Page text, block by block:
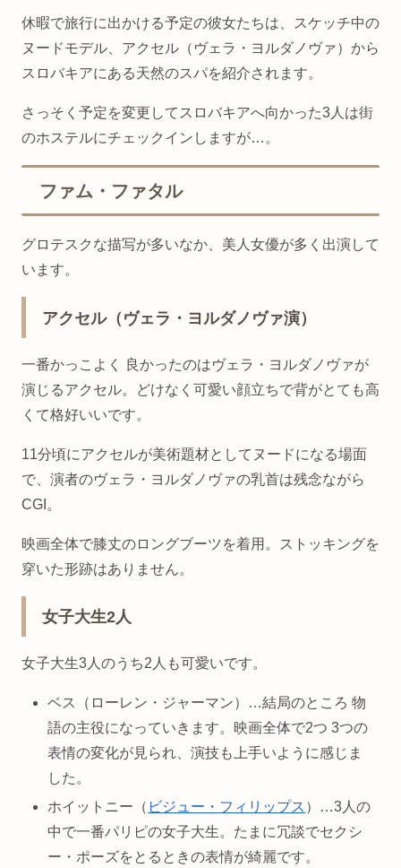
休暇で旅行に出かける予定の彼女たちは、スケッチ中の
ヌードモデル、アクセル（ヴェラ・ヨルダノヴァ）から
スロバキアにある天然のスパを紹介されます。
さっそく予定を変更してスロバキアへ向かった3人は街
のホステルにチェックインしますが…。
ファム・ファタル
グロテスクな描写が多いなか、美人女優が多く出演して
います。
アクセル（ヴェラ・ヨルダノヴァ演）
一番かっこよく 良かったのはヴェラ・ヨルダノヴァが
演じるアクセル。どけなく可愛い顔立ちで背がとても高
くて格好いいです。
11分頃にアクセルが美術題材としてヌードになる場面
で、演者のヴェラ・ヨルダノヴァの乳首は残念ながら
CGI。
映画全体で膝丈のロングブーツを着用。ストッキングを
穿いた形跡はありません。
女子大生2人
女子大生3人のうち2人も可愛いです。
ベス（ローレン・ジャーマン）…結局のところ 物
語の主役になっていきます。映画全体で2つ 3つの
表情の変化が見られ、演技も上手いように感じま
した。
ホイットニー（ ビジュー・フィリップス ）…3人の
中で一番パリピの女子大生。たまに冗談でセクシ
ー・ポーズをとるときの表情が綺麗です。